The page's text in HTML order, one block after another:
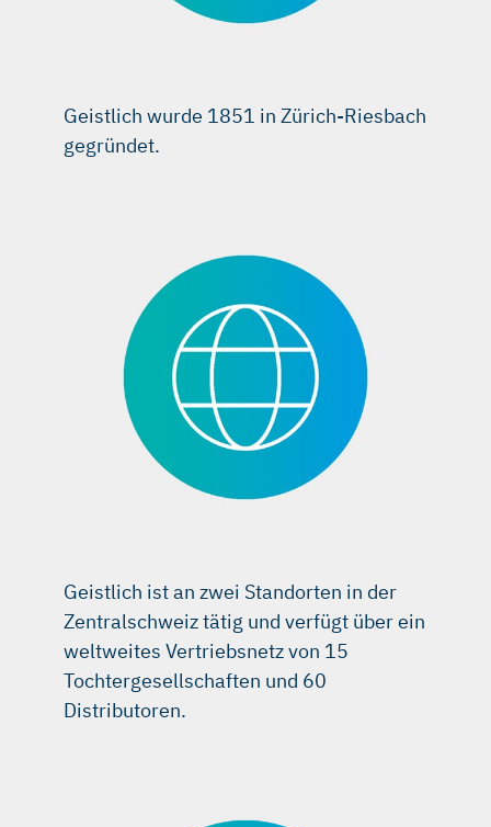
Geistlich wurde 1851 in Zürich-Riesbach
gegründet.
Geistlich ist an zwei Standorten in der
Zentralschweiz tätig und verfügt über ein
weltweites Vertriebsnetz von 15
Tochtergesellschaften und 60
Distributoren.